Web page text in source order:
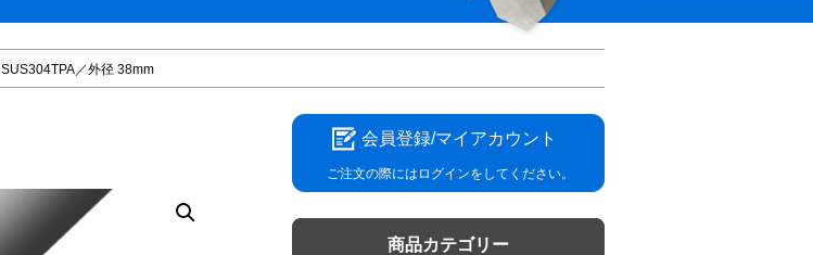
SUS304TPA／外径 38mm
会員登録/マイアカウント
ご注文の際にはログインをしてください。
商品カテゴリー